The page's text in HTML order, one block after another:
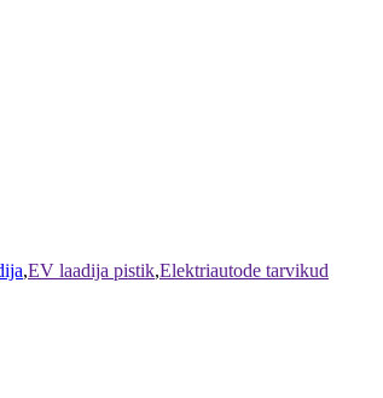
,EV laadija pistik,Elektriautode tarvikud